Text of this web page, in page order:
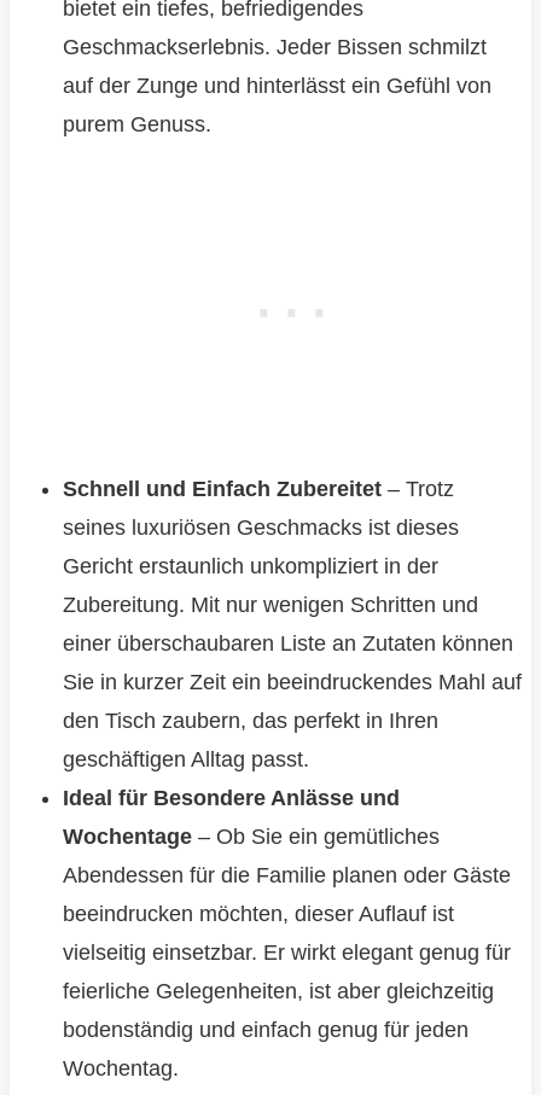
bietet ein tiefes, befriedigendes
Geschmackserlebnis. Jeder Bissen schmilzt
auf der Zunge und hinterlässt ein Gefühl von
purem Genuss.
Schnell und Einfach Zubereitet– Trotz
seines luxuriösen Geschmacks ist dieses
Gericht erstaunlich unkompliziert in der
Zubereitung. Mit nur wenigen Schritten und
einer überschaubaren Liste an Zutaten können
Sie in kurzer Zeit ein beeindruckendes Mahl auf
den Tisch zaubern, das perfekt in Ihren
geschäftigen Alltag passt.
Ideal für Besondere Anlässe und
Wochentage– Ob Sie ein gemütliches
Abendessen für die Familie planen oder Gäste
beeindrucken möchten, dieser Auflauf ist
vielseitig einsetzbar. Er wirkt elegant genug für
feierliche Gelegenheiten, ist aber gleichzeitig
bodenständig und einfach genug für jeden
Wochentag.